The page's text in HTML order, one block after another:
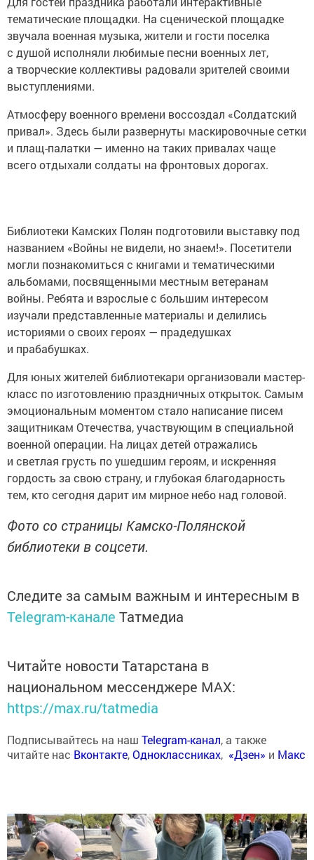
тематические площадки. На сценической площадке
звучала военная музыка, жители и гости поселка
с душой исполняли любимые песни военных лет,
а творческие коллективы радовали зрителей своими
выступлениями.
Атмосферу военного времени воссоздал «Солдатский
привал». Здесь были развернуты маскировочные сетки
и плащ-палатки — именно на таких привалах чаще
всего отдыхали солдаты на фронтовых дорогах.
Библиотеки Камских Полян подготовили выставку под
названием «Войны не видели, но знаем!». Посетители
могли познакомиться с книгами и тематическими
альбомами, посвященными местным ветеранам
войны. Ребята и взрослые с большим интересом
изучали представленные материалы и делились
историями о своих героях — прадедушках
и прабабушках.
Для юных жителей библиотекари организовали мастер-
класс по изготовлению праздничных открыток. Самым
эмоциональным моментом стало написание писем
защитникам Отечества, участвующим в специальной
военной операции. На лицах детей отражались
и светлая грусть по ушедшим героям, и искренняя
гордость за свою страну, и глубокая благодарность
тем, кто сегодня дарит им мирное небо над головой.
Фото со страницы Камско-Полянской
библиотеки в соцсети.
Следите за самым важным и интересным в
Telegram-канале Татмедиа
Читайте новости Татарстана в
национальном мессенджере MАХ:
https://max.ru/tatmedia
Подписывайтесь на наш Telegram-канал, а также
читайте нас Вконтакте,Одноклассниках, «Дзен» и Макс